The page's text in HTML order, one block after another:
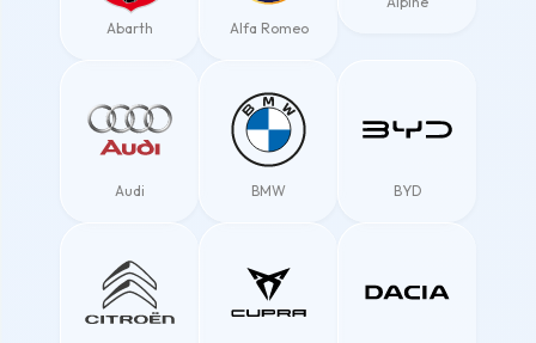
Abarth Alfa Romeo
Audi BMW BYD